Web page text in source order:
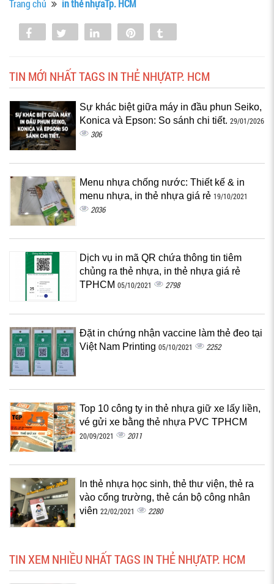
Trang chủ in thẻ nhựaTp. HCM
Share Tweet Share
TIN MỚI NHẤT TAGS IN THẺ NHỰATP. HCM
Sự khác biệt giữa máy in đầu phun Seiko,
Konica và Epson: So sánh chi tiết. 29/01/2026
306
Menu nhựa chống nước: Thiết kế & in
menu nhựa, in thẻ nhựa giá rẻ 19/10/2021
2036
Dịch vụ in mã QR chứa thông tin tiêm
chủng ra thẻ nhựa, in thẻ nhựa giá rẻ
TPHCM 05/10/2021 2798
Đặt in chứng nhận vaccine làm thẻ đeo tại
Việt Nam Printing 05/10/2021 2252
Top 10 công ty in thẻ nhựa giữ xe lấy liền,
vé gửi xe bằng thẻ nhựa PVC TPHCM
20/09/2021 2011
In thẻ nhựa học sinh, thẻ thư viện, thẻ ra
vào cổng trường, thẻ cán bộ công nhân
viên 22/02/2021 2280
TIN XEM NHIỀU NHẤT TAGS IN THẺ NHỰATP. HCM